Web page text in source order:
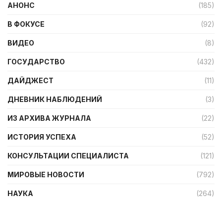
АНОНС (185)
В ФОКУСЕ (92)
ВИДЕО (8)
ГОСУДАРСТВО (432)
ДАЙДЖЕСТ (11)
ДНЕВНИК НАБЛЮДЕНИЙ (3)
ИЗ АРХИВА ЖУРНАЛА (22)
ИСТОРИЯ УСПЕХА (52)
КОНСУЛЬТАЦИИ СПЕЦИАЛИСТА (121)
МИРОВЫЕ НОВОСТИ (792)
НАУКА (264)